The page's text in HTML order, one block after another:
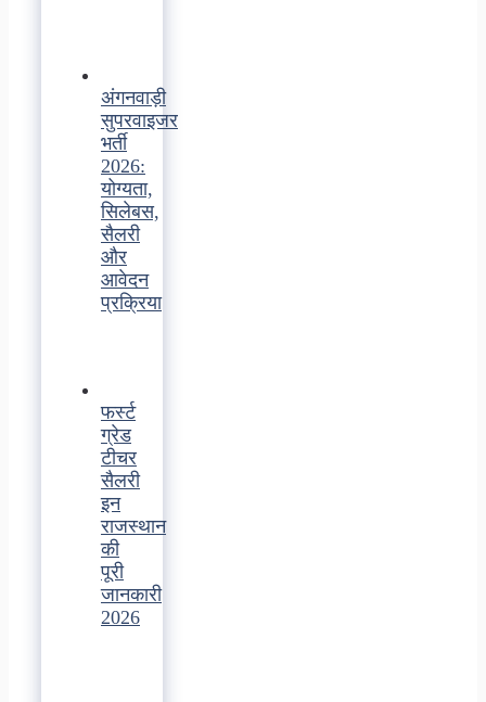
अंगनवाड़ी
सुपरवाइजर
भर्ती
2026:
योग्यता,
सिलेबस,
सैलरी
और
आवेदन
प्रक्रिया
फर्स्ट
ग्रेड
टीचर
सैलरी
इन
राजस्थान
की
पूरी
जानकारी
2026